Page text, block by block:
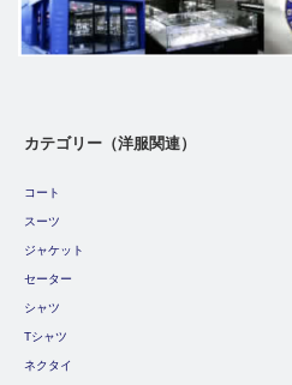
カテゴリー（洋服関連）
コート
スーツ
ジャケット
セーター
シャツ
Tシャツ
ネクタイ